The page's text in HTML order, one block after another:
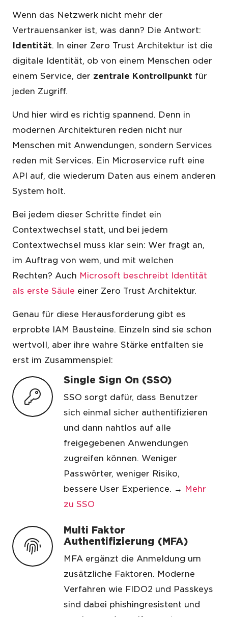
Wenn das Netzwerk nicht mehr der
Vertrauensanker ist, was dann? Die Antwort:
Identität. In einer Zero Trust Architektur ist die
digitale Identität, ob von einem Menschen oder
einem Service, der zentrale Kontrollpunkt für
jeden Zugriff.
Und hier wird es richtig spannend. Denn in
modernen Architekturen reden nicht nur
Menschen mit Anwendungen, sondern Services
reden mit Services. Ein Microservice ruft eine
API auf, die wiederum Daten aus einem anderen
System holt.
Bei jedem dieser Schritte findet ein
Contextwechsel statt, und bei jedem
Contextwechsel muss klar sein: Wer fragt an,
im Auftrag von wem, und mit welchen
Rechten? Auch Microsoft beschreibt Identität
als erste Säule einer Zero Trust Architektur.
Genau für diese Herausforderung gibt es
erprobte IAM Bausteine. Einzeln sind sie schon
wertvoll, aber ihre wahre Stärke entfalten sie
erst im Zusammenspiel:
Single Sign On (SSO)
SSO sorgt dafür, dass Benutzer
sich einmal sicher authentifizieren
und dann nahtlos auf alle
freigegebenen Anwendungen
zugreifen können. Weniger
Passwörter, weniger Risiko,
bessere User Experience. → Mehr
zu SSO
Multi Faktor
Authentifizierung (MFA)
MFA ergänzt die Anmeldung um
zusätzliche Faktoren. Moderne
Verfahren wie FIDO2 und Passkeys
sind dabei phishingresistent und